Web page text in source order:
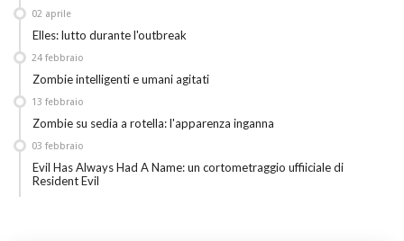
Elles: lutto durante l'outbreak
02 aprile
Zombie intelligenti e umani agitati
24 febbraio
Zombie su sedia a rotella: l'apparenza inganna
13 febbraio
Evil Has Always Had A Name: un cortometraggio uffiiciale di
Resident Evil
03 febbraio